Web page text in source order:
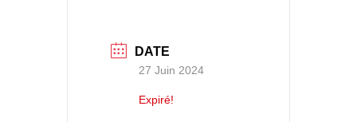
DATE
27 Juin 2024
Expiré!